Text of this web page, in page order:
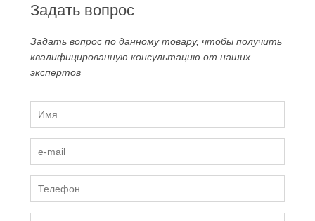
Задать вопрос
Задать вопрос по данному товару, чтобы получить
квалифицированную консультацию от наших
экспертов